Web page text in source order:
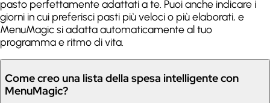
pasto perfettamente adattati a te. Puoi anche indicare i
giorni in cui preferisci pasti più veloci o più elaborati, e
MenuMagic si adatta automaticamente al tuo
programma e ritmo di vita.
Come creo una lista della spesa intelligente con
MenuMagic?